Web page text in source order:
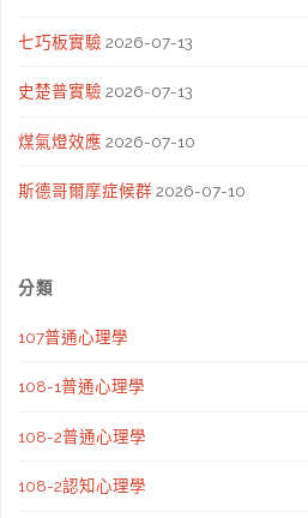
七巧板實驗 2026-07-13
史楚普實驗 2026-07-13
煤氣燈效應 2026-07-10
斯德哥爾摩症候群 2026-07-10
分類
107普通心理學
108-1普通心理學
108-2普通心理學
108-2認知心理學